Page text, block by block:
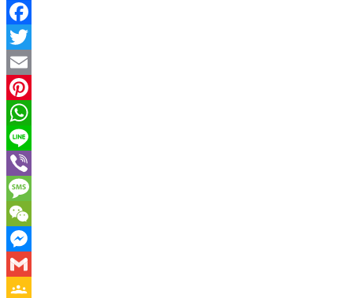
Facebook
Twitter
Email
Pinterest
WhatsApp
Line
Viber
Message
WeChat
Messenger
Gmail